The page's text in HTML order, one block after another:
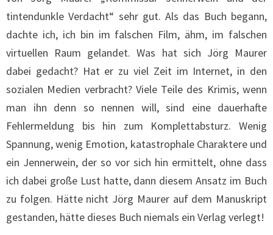
tintendunkle Verdacht“ sehr gut. Als das Buch begann,
dachte ich, ich bin im falschen Film, ähm, im falschen
virtuellen Raum gelandet. Was hat sich Jörg Maurer
dabei gedacht? Hat er zu viel Zeit im Internet, in den
sozialen Medien verbracht? Viele Teile des Krimis, wenn
man ihn denn so nennen will, sind eine dauerhafte
Fehlermeldung bis hin zum Komplettabsturz. Wenig
Spannung, wenig Emotion, katastrophale Charaktere und
ein Jennerwein, der so vor sich hin ermittelt, ohne dass
ich dabei große Lust hatte, dann diesem Ansatz im Buch
zu folgen. Hätte nicht Jörg Maurer auf dem Manuskript
gestanden, hätte dieses Buch niemals ein Verlag verlegt!